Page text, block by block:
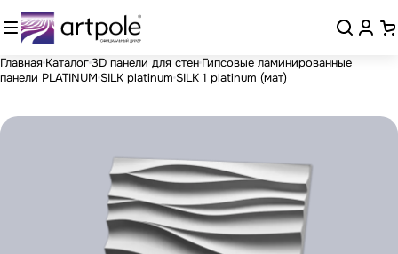
Главная Каталог3D панели для стен Гипсовые ламинированные
панели PLATINUM SILK platinum SILK 1 platinum (мат)